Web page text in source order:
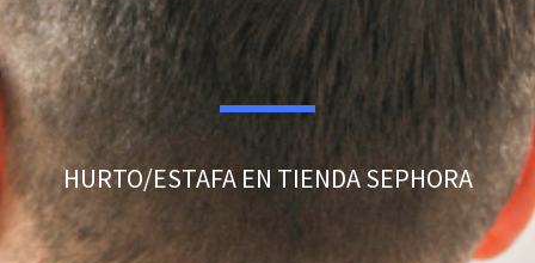
HURTO/ESTAFA EN TIENDA SEPHORA